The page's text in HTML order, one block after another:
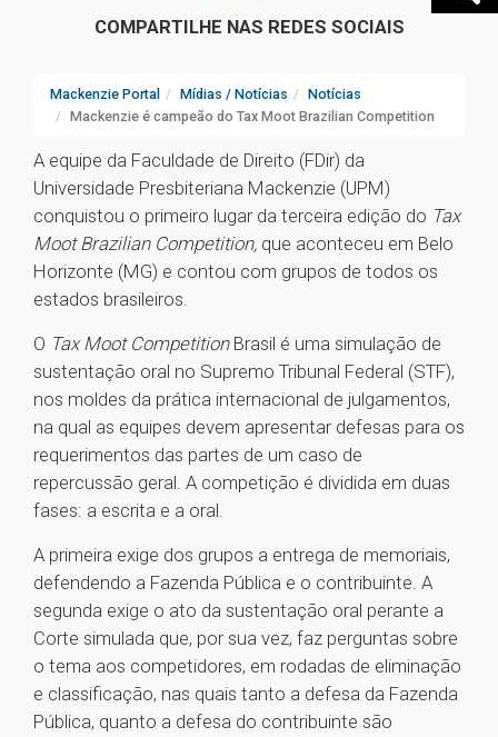
COMPARTILHE NAS REDES SOCIAIS
Mackenzie Portal Mídias / Notícias
Notícias
Mackenzie é campeão do Tax Moot Brazilian Competition
A equipe da Faculdade de Direito (FDir) da
Universidade Presbiteriana Mackenzie (UPM)
conquistou o primeiro lugar da terceira edição do Tax
Moot Brazilian Competition, que aconteceu em Belo
Horizonte (MG) e contou com grupos de todos os
estados brasileiros.
O Tax Moot CompetitionBrasil é uma simulação de
sustentação oral no Supremo Tribunal Federal (STF),
nos moldes da prática internacional de julgamentos,
na qual as equipes devem apresentar defesas para os
requerimentos das partes de um caso de
repercussão geral. A competição é dividida em duas
fases: a escrita e a oral.
A primeira exige dos grupos a entrega de memoriais,
defendendo a Fazenda Pública e o contribuinte. A
segunda exige o ato da sustentação oral perante a
Corte simulada que, por sua vez, faz perguntas sobre
o tema aos competidores, em rodadas de eliminação
e classificação, nas quais tanto a defesa da Fazenda
Pública, quanto a defesa do contribuinte são